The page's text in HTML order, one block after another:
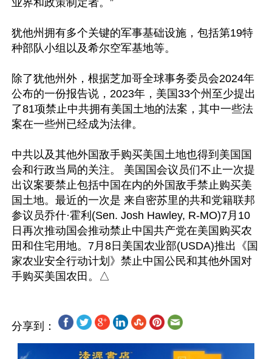
业界和政策制定者。”
犹他州拥有多个关键的军事基础设施，包括第19特
种部队小组以及希尔空军基地等。
除了犹他州外，根据芝加哥全球事务委员会2024年
公布的一份报告说，2023年，美国33个州至少提出
了81项禁止中共拥有美国土地的法案，其中一些法
案在一些州已经成为法律。
中共以及其他外国敌手购买美国土地也得到美国国
会和行政当局的关注。 美国国会议员们不止一次提
出议案要禁止包括中国在内的外国敌手禁止购买美
国土地。最近的一次是 来自密苏里的共和党籍联邦
参议员乔什·霍利(Sen. Josh Hawley, R-MO)7月10
日再次推动国会推动禁止中国共产党在美国购买农
田和住宅用地。7月8日美国农业部(USDA)推出《国
家农业安全行动计划》禁止中国公民和其他外国对
分享到：